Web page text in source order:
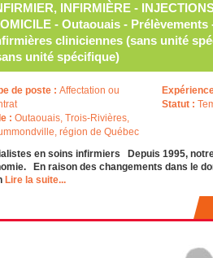
INFIRMIÈRE -
- Outaouais -
cliniciennes (sans unité
unité spécifique)
de poste : Affectation ou
: Outaouais, Trois-Rivières,
région de Québec
Statut :
en soins infirmiers Depuis 1995,
En raison des changements dans le
Lire la suite...